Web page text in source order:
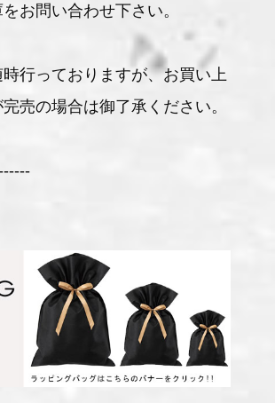
お問い合わせ下さい。
行っておりますが、お買い上
売の場合は御了承ください。